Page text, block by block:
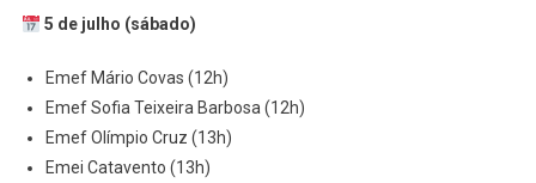
5 de julho (sábado)
Emef Mário Covas (12h)
Emef Sofia Teixeira Barbosa (12h)
Emef Olímpio Cruz (13h)
Emei Catavento (13h)